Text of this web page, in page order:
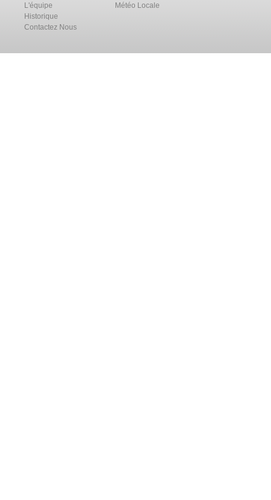
L'équipe
Historique
Contactez Nous
Météo Locale